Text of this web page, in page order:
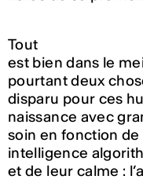
Tout
est bien dans le
pourtant deux
disparu pour ces
naissance avec
soin en fonction
intelligence
et de leur calme :